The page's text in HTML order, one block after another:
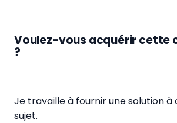
Voulez-vous acquérir cette
?
Je travaille à fournir une solution à
sujet.